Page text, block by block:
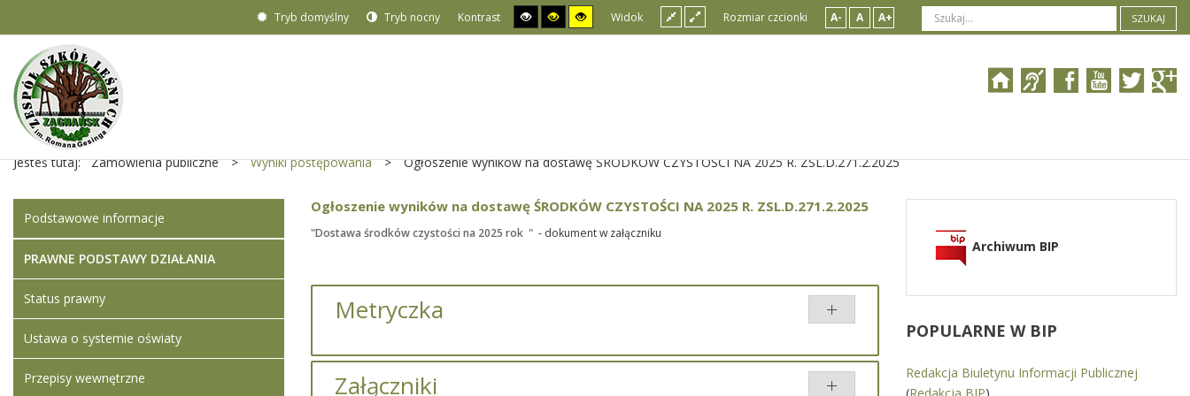
Tryb domyślny Tryb nocny Kontrast Widok Rozmiar czcionki A- A A+ SZUKAJ
Jesteś tutaj: Zamówienia publiczne > Wyniki postępowania > Ogłoszenie wyników na dostawę ŚRODKÓW CZYSTOŚCI NA 2025 R. ZSL.D.271.2.2025
Ogłoszenie wyników na dostawę ŚRODKÓW CZYSTOŚCI NA 2025 R. ZSL.D.271.2.2025
"Dostawa środków czystości na 2025 rok " - dokument w załączniku
Metryczka
Załączniki
Podstawowe informacje
PRAWNE PODSTAWY DZIAŁANIA
Status prawny
Ustawa o systemie oświaty
Przepisy wewnętrzne
Archiwum BIP
POPULARNE W BIP
Redakcja Biuletynu Informacji Publicznej